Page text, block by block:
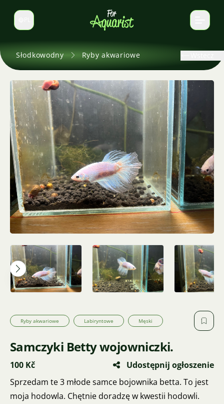
Zmień język
Słodkowodny Ryby akwariowe
Ryby akwariowe Labiryntowe Męski
Samczyki Betty wojowniczki.
100 Kč
Udostępnij ogłoszenie
Sprzedam te 3 młode samce bojownika betta. To jest
moja hodowla. Chętnie doradzę w kwestii hodowli.